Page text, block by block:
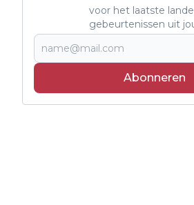
voor het laatste
gebeurtenissen uit
Abonneren